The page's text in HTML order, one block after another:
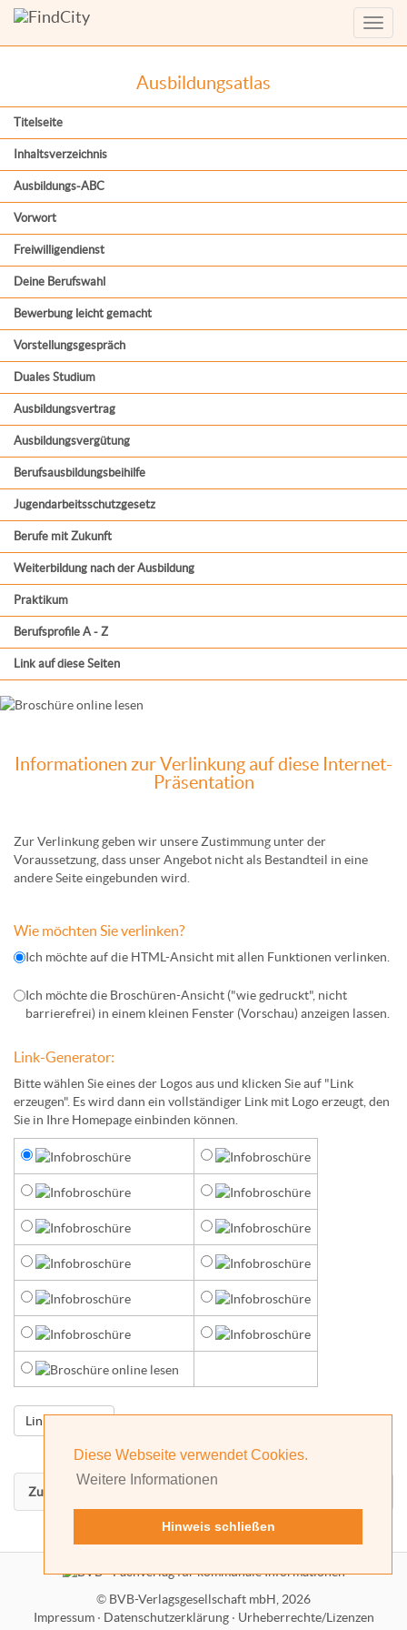
Diese Webseite verwendet Cookies.
Weitere Informationen
Hinweis schließen
Menü
Ausbildungsatlas
Titelseite
Inhaltsverzeichnis
Ausbildungs-ABC
Vorwort
Freiwilligendienst
Deine Berufswahl
Bewerbung leicht gemacht
Vorstellungsgespräch
Duales Studium
Ausbildungsvertrag
Ausbildungsvergütung
Berufsausbildungsbeihilfe
Jugendarbeitsschutzgesetz
Berufe mit Zukunft
Weiterbildung nach der Ausbildung
Praktikum
Berufsprofile A - Z
Link auf diese Seiten
Informationen zur Verlinkung auf diese Internet-
Präsentation
Zur Verlinkung geben wir unsere Zustimmung unter der
Voraussetzung, dass unser Angebot nicht als Bestandteil in eine
andere Seite eingebunden wird.
Wie möchten Sie verlinken?
Ich möchte auf die HTML-Ansicht mit allen Funktionen verlinken.
Ich möchte die Broschüren-Ansicht ("wie gedruckt", nicht
barrierefrei) in einem kleinen Fenster (Vorschau) anzeigen lassen.
Link-Generator:
Bitte wählen Sie eines der Logos aus und klicken Sie auf "Link
erzeugen". Es wird dann ein vollständiger Link mit Logo erzeugt, den
Sie in Ihre Homepage einbinden können.
Zurück nach oben
© BVB-Verlagsgesellschaft mbH, 2026
Impressum· Datenschutzerklärung· Urheberrechte/Lizenzen